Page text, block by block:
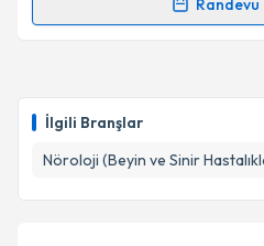
İlgili Branşlar
Nöroloji (Beyin ve Sinir
Randevu
Randevu Takvimi
takvim hazırlandığında e-